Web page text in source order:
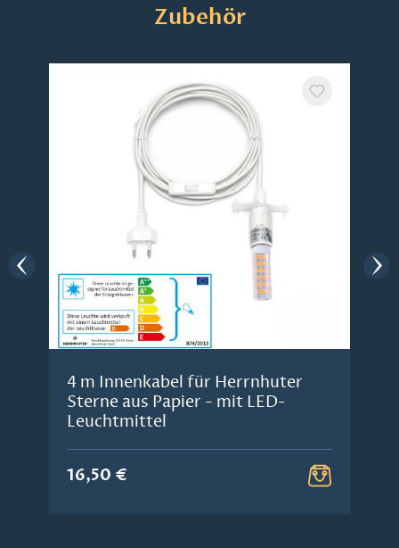
Produktgalerie überspringen
Zubehör
4 m Innenkabel für Herrnhuter
Sterne aus Papier - mit LED-
Leuchtmittel
16,50 €